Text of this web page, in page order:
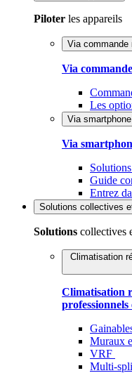
Piloter les appareils
Via commande
Via
Les
Via smartphone
Via
Guide
Entrez
Solutions collectives
Solutions collectives
Climatisation
Climatisation
professionnels
Muraux
VRF
Multi-